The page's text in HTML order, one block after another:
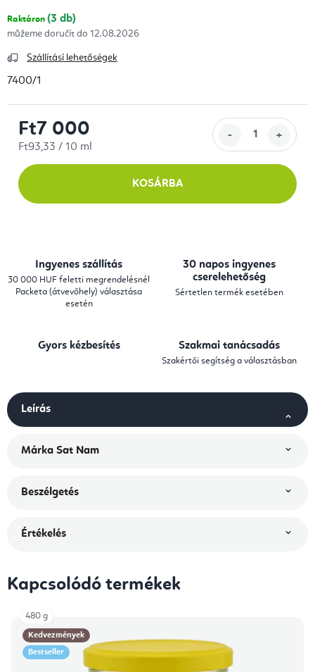
Raktáron (3 db)
12.08.2026
Szállítási lehetőségek
7400/1
Ft7 000
Egységár:
Ft93,33 / 10 ml
KOSÁRBA
Ingyenes szállítás
30 000 HUF feletti megrendelésnél
Packeta (átvevőhely) választása
esetén
30 napos ingyenes
cserelehetőség
Sértetlen termék esetében
Gyors kézbesítés Szakmai tanácsadás
Szakértői segítség a választásban
Leírás
Márka Sat Nam
Beszélgetés
Értékelés
Kapcsolódó termékek
Kedvezmények
Bestseller
480 g